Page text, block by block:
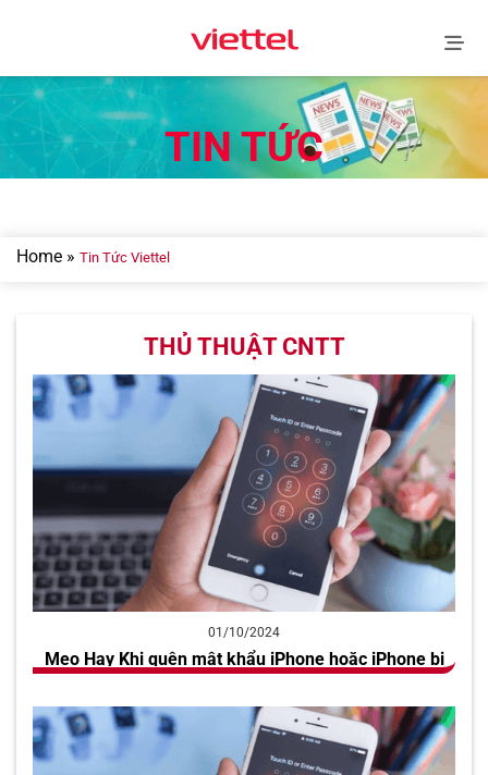
TIN TỨC
Home » Tin Tức Viettel
THỦ THUẬT CNTT
Mẹo Hay Khi quên mật khẩu iPhone hoặc iPhone bị
khoá
01/10/2024